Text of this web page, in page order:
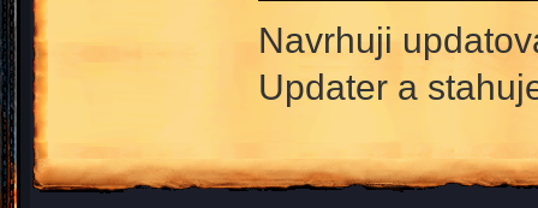
Navrhuji
Updater a